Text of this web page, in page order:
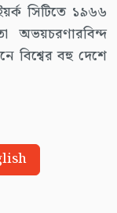
সিটিতে ১৯৬৬
অভয়চরণারবিন্দ
বিশ্বের বহু দেশে